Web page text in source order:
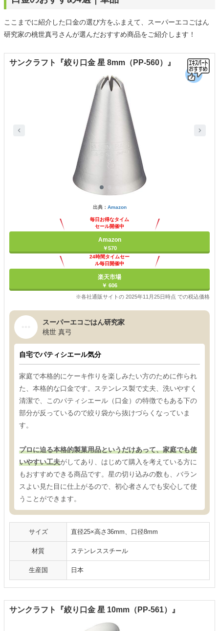
ここまでに紹介した口金の選び方をふまえて、スーパーエコごはん
研究家の桃世真弓さんが選んだおすすめ商品をご紹介します！
サンクラフト『絞り口金 星 8mm（PP-560）』
出典： Amazon
毎日お得なタイム
セール開催中
Amazon
￥570
24時間タイムセー
ル毎日開催中
楽天市場
￥ 606
※各社通販サイトの 2025年11月25日時点 での税込価格
スーパーエコごはん研究家
桃世 真弓
自宅でパティシエール気分
家庭で本格的にケーキ作りを楽しみたい方のために作られ
た、本格的な口金です。ステンレス製で丈夫、洗いやすく
清潔で、このパティシエール（口金）の特徴でもある下の
部分が反っているので絞り袋から抜けづらくなっていま
す。
プロに迫る本格的製菓用品というだけあって、家庭でも使
いやすい工夫がしてあり、はじめて購入を考えている方に
もおすすめできる商品です。星の切り込みの数も、バラン
スよい見た目に仕上がるので、初心者さんでも安心して使
うことができます。
サイズ 直径25×高さ36mm、口径8mm
材質 ステンレススチール
生産国 日本
サンクラフト『絞り口金 星 10mm（PP-561）』